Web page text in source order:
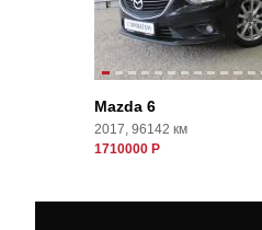
Mazda 6
2017, 96142 км
1710000 Р